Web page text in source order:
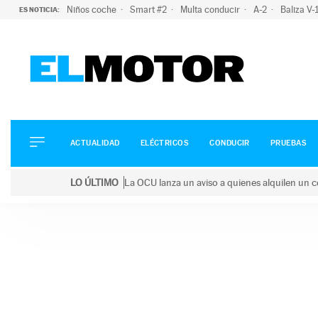
ES NOTICIA: Niños coche Smart #2 Multa conducir A-2 Baliza V-
ELÉCTRICOS
CONDUCIR
ACTUALIDAD ELÉCTRICOS CONDUCIR PRUEBAS
LO ÚLTIMO La OCU lanza un aviso a quienes alquilen